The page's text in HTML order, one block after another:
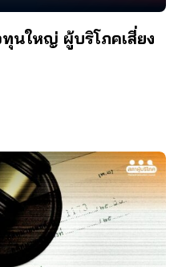
นใหญ่ ผู้บริโภคเสี่ยง